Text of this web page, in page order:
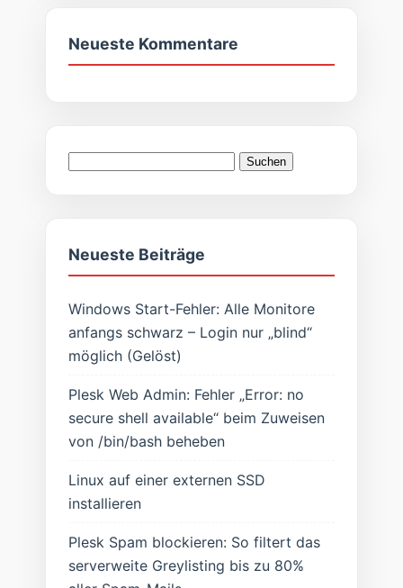
Neueste Kommentare
Neueste Beiträge
Windows Start-Fehler: Alle Monitore
anfangs schwarz – Login nur „blind“
möglich (Gelöst)
Plesk Web Admin: Fehler „Error: no
secure shell available“ beim Zuweisen
von /bin/bash beheben
Linux auf einer externen SSD
installieren
Plesk Spam blockieren: So filtert das
serverweite Greylisting bis zu 80%